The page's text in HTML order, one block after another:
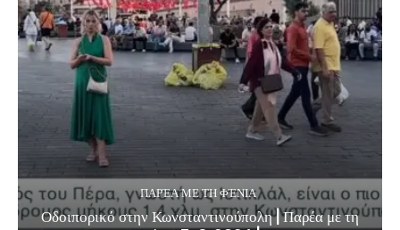
ΠΑΡΈΑ ΜΕ ΤΗ ΦΈΝΙΑ
Οδοιπορικό στην Κωνσταντινούπολη | Παρέα με τη